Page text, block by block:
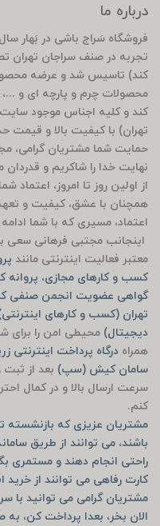
درباره ما
تجربه در صنف سراجان
کند) تاسیس شد و عرضه
محصولات چرم و پارچه ای و
کند و کلیه اجناس موجود
تهران) با کیفیت بالا و قیمت
نهایت خدا را شاکریم و
از اولین روز تا امروز، اعتماد
همچنان با عشق، کیفیت و
اعتماد، مسیری که با شما ادامه
اینجانب مجتبی فرهانی سعی
معتبر فعالیت اینترنتی مانند
کسب و کارهای مجازی، پروانه
گواهی عضویت انجمن صنفی
تهران (کسب و کارهای
دیجیتال) محیطی امن را برای
همراه درگاه پرداخت اینترنتی
سامان کیش (سپ) بعد از
سرعت ارسال بالا و در کمال
کنم.
مشتریان عزیزی که بازنشسته
باشند، می توانند از طریق
راحتی انجام دهند و مستمری
کارت رفاهی می توانند از
مشتریان گرامی می توانید
الان بخر، بعدا پرداخت کن،